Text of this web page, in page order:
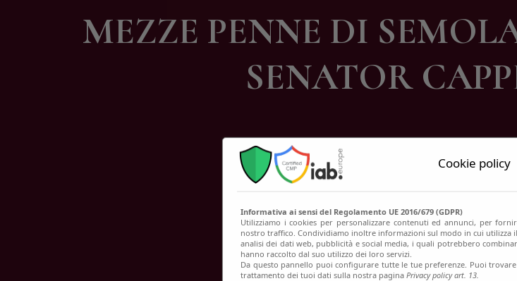
MEZZE PENNE DI
SENATOR
Cookie policy
Informativa ai sensi del Regolamento UE 2016/679 (GDPR)
Utilizziamo i cookies per personalizzare contenuti ed annunci, per
nostro traffico. Condividiamo inoltre informazioni sul modo in cui utilizza
analisi dei dati web, pubblicità e social media, i quali potrebbero
hanno raccolto dal suo utilizzo dei loro servizi.
Da questo pannello puoi configurare tutte le tue preferenze. Puoi
trattamento dei tuoi dati sulla nostra pagina Privacy policy art. 13.